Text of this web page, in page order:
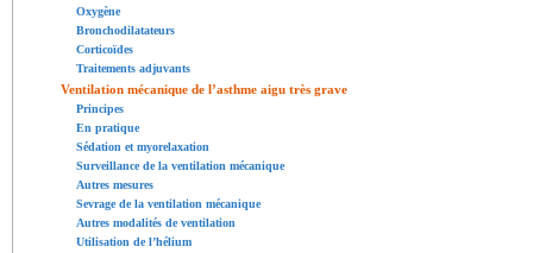
Oxygène
Bronchodilatateurs
Corticoïdes
Traitements adjuvants
Ventilation mécanique de l’asthme aigu très grave
Principes
En pratique
Sédation et myorelaxation
Surveillance de la ventilation mécanique
Autres mesures
Sevrage de la ventilation mécanique
Autres modalités de ventilation
Utilisation de l’hélium